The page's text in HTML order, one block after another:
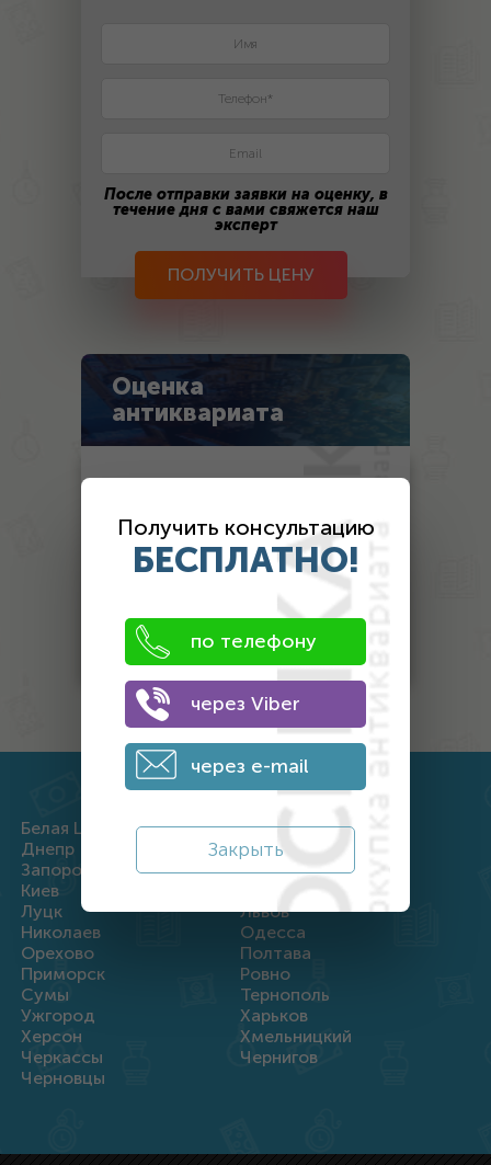
После отправки заявки на оценку, в
течение дня с вами свяжется наш
эксперт
ПОЛУЧИТЬ ЦЕНУ
Оценка
антиквариата
Банкноты
Антиквариат
Награды
Белая Церковь
Винница
Днепр
Житомир
Запорожье
Ивано-Франковск
Киев
Кропивницкий
Луцк
Львов
Николаев
Одесса
Орехово
Полтава
Приморск
Ровно
Сумы
Тернополь
Ужгород
Харьков
Херсон
Хмельницкий
Черкассы
Чернигов
Черновцы
Получить консультацию
БЕСПЛАТНО!
по телефону
через Viber
через e-mail
Закрыть